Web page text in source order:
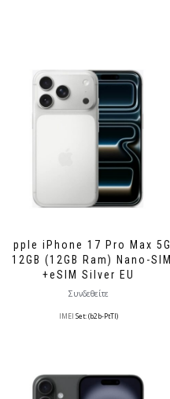
Apple iPhone 17 Pro Max 5G
512GB (12GB Ram) Nano-SIM
+eSIM Silver EU
Συνδεθείτε
IMEI Set: (b2b-PtTl)